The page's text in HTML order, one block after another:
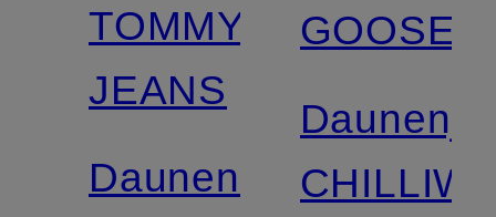
Zertifiziert
TOMMY
JEANS
Daunenmantel
GOOSE